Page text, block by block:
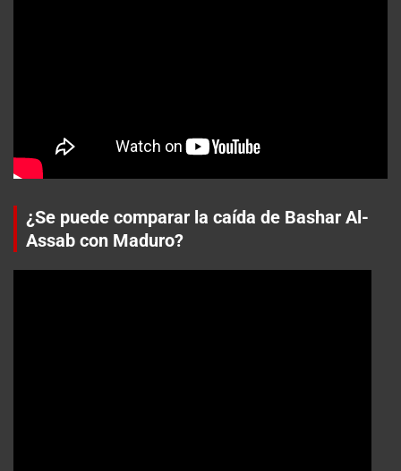
¿Se puede comparar la caída de Bashar Al-
Assab con Maduro?